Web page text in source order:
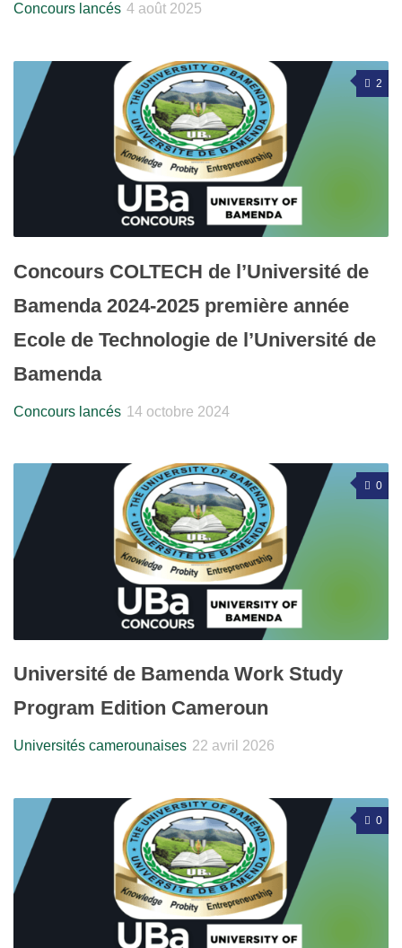
Concours lancés 4 août 2025
2
Concours COLTECH de l’Université de
Bamenda 2024-2025 première année
Ecole de Technologie de l’Université de
Bamenda
Concours lancés 14 octobre 2024
0
Université de Bamenda Work Study
Program Edition Cameroun
Universités camerounaises 22 avril 2026
0